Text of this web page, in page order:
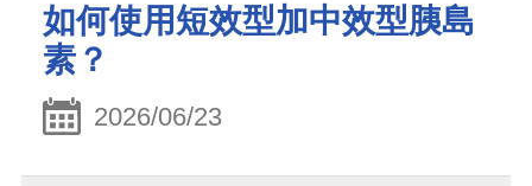
如何使用短效型加中效型胰島
素？
2026/06/23